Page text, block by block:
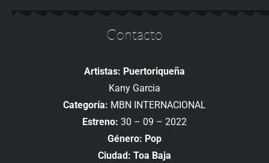
Contacto
Artistas: Puertoriqueña
Kany Garcia
Categoría: MBN INTERNACIONAL
Estreno: 30 – 09 – 2022
Género: Pop
Ciudad: Toa Baja